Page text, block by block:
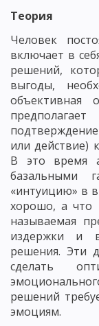
Теория
Человек
включает в
решений,
выгоды,
объективная
или действие)
В это время
базальными
«интуицию» в
хорошо, а что
называемая
издержки и
решения. Эти
сделать
решений
эмоциям.